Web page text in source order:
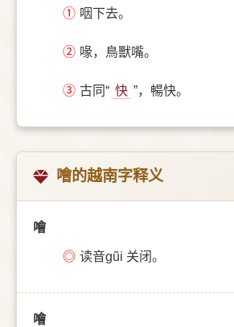
① 咽下去。
② 喙，鳥獸嘴。
③ 古同“ 快 ”，暢快。
噲的越南字释义
噲
◎ 读音gũi 关闭。
噲